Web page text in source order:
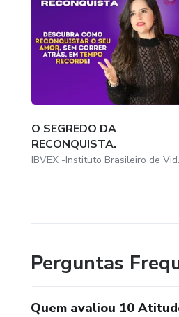
O SEGREDO DA
RECONQUISTA.
IBVEX
Perguntas
Quem avaliou 10